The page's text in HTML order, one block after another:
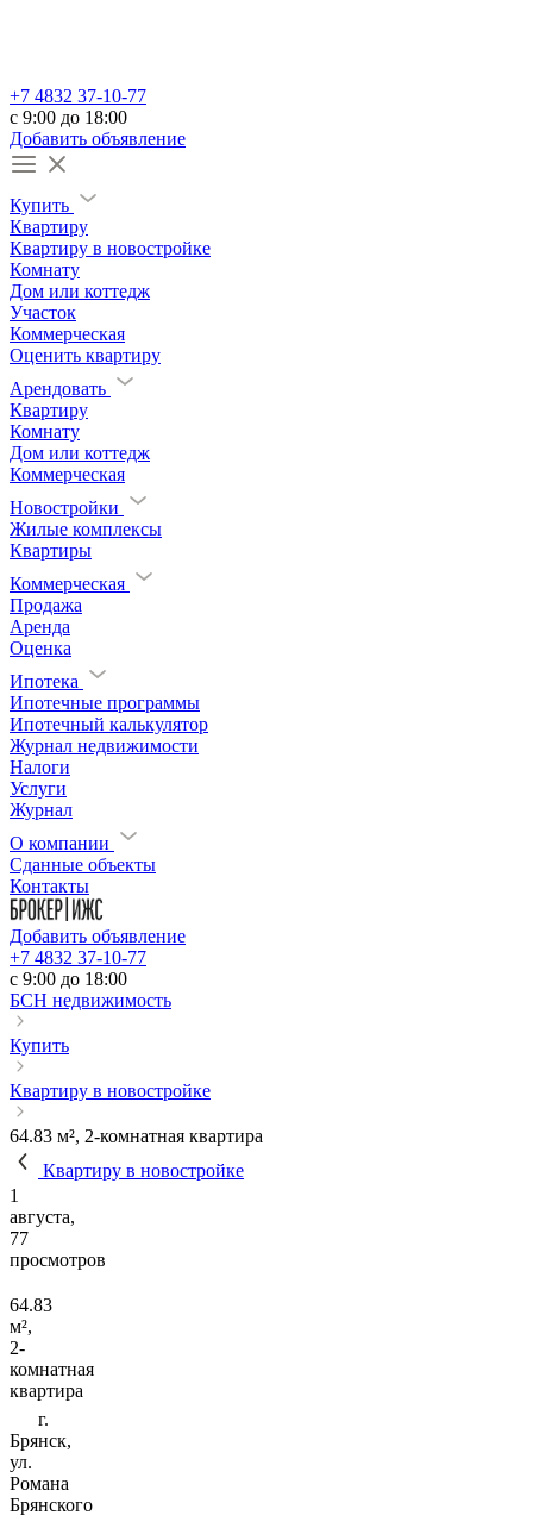
+7 4832 37-10-77
c 9:00 до 18:00
Добавить объявление
Купить
Квартиру
Квартиру в новостройке
Комнату
Дом или коттедж
Участок
Коммерческая
Оценить квартиру
Арендовать
Квартиру
Комнату
Дом или коттедж
Коммерческая
Новостройки
Жилые комплексы
Квартиры
Коммерческая
Продажа
Аренда
Оценка
Ипотека
Ипотечные программы
Ипотечный калькулятор
Журнал недвижимости
Налоги
Услуги
Журнал
О компании
Сданные объекты
Контакты
Добавить объявление
+7 4832 37-10-77
c 9:00 до 18:00
БСН недвижимость
Купить
Квартиру в новостройке
64.83 м², 2-комнатная квартира
Квартиру в новостройке
1
августа,
77
просмотров
64.83
м²,
2-
комнатная
квартира
г.
Брянск,
ул.
Романа
Брянского